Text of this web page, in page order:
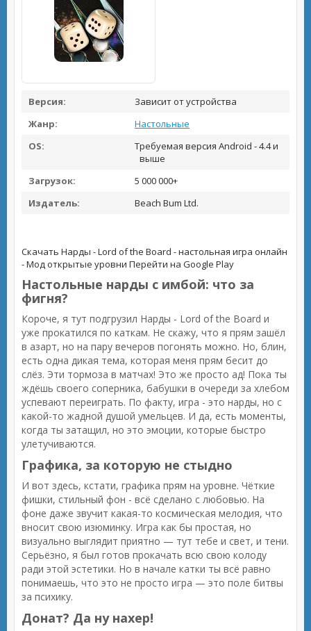
Версия:
Зависит от устройства
Жанр:
Настольные
OS:
Требуемая версия Android - 4.4 и
выше
Загрузок:
5 000 000+
Издатель:
Beach Bum Ltd.
Скачать Нарды - Lord of the Board - настольная игра онлайн
- Мод открытые уровни Перейти на Google Play
Настольные нарды с имбой: что за
фигня?
Короче, я тут подгрузил Нарды - Lord of the Board и
уже прокатился по каткам. Не скажу, что я прям зашёл
в азарт, но на пару вечеров погонять можно. Но, блин,
есть одна дикая тема, которая меня прям бесит до
слёз. Эти тормоза в матчах! Это же просто ад! Пока ты
ждёшь своего соперника, бабушки в очереди за хлебом
успевают переиграть. По факту, игра - это нарды, но с
какой-то жадной душой умельцев. И да, есть моменты,
когда ты затащил, но это эмоции, которые быстро
улетучиваются.
Графика, за которую не стыдно
И вот здесь, кстати, графика прям на уровне. Чёткие
фишки, стильный фон - всё сделано с любовью. На
фоне даже звучит какая-то космическая мелодия, что
вносит свою изюминку. Игра как бы простая, но
визуально выглядит приятно — тут тебе и свет, и тени.
Серьёзно, я был готов прокачать всю свою колоду
ради этой эстетики. Но в начале катки ты всё равно
понимаешь, что это не просто игра — это поле битвы
за психику.
Донат? Да ну нахер!